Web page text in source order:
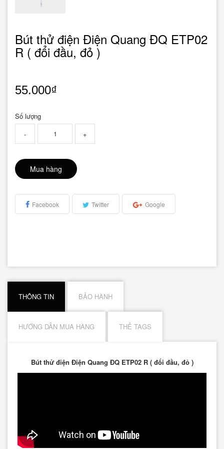
Bút thử điện Điện Quang ĐQ ETP02
R ( đổi đầu, đỏ )
55.000₫
Số lượng
-
+
Mua hàng
Facebook Twitter Google
THÔNG TIN BẢO HÀNH
HƯỚNG DẪN MUA HÀNG THẺ TAGS
Bút thử điện Điện Quang ĐQ ETP02 R ( đổi đầu, đỏ )